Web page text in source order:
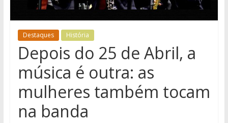
Destaques História
Depois do 25 de Abril, a
música é outra: as
mulheres também tocam
na banda